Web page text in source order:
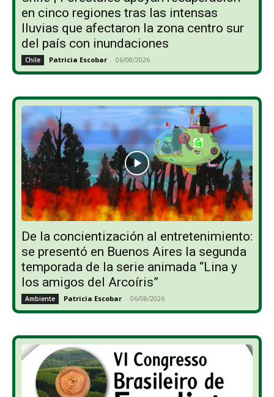
en cinco regiones tras las intensas
lluvias que afectaron la zona centro sur
del país con inundaciones
Chile Patricia Escobar - 06/08/2026
De la concientización al entretenimiento:
se presentó en Buenos Aires la segunda
temporada de la serie animada “Lina y
los amigos del Arcoíris”
Ambiente Patricia Escobar - 06/08/2026